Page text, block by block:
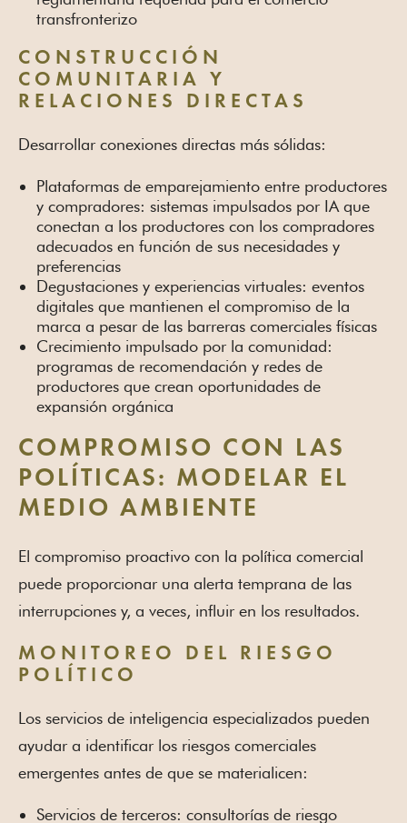
transfronterizo
CONSTRUCCIÓN
COMUNITARIA Y
RELACIONES DIRECTAS
Desarrollar conexiones directas más sólidas:
Plataformas de emparejamiento entre productores
y compradores: sistemas impulsados por IA que
conectan a los productores con los compradores
adecuados en función de sus necesidades y
preferencias
Degustaciones y experiencias virtuales: eventos
digitales que mantienen el compromiso de la
marca a pesar de las barreras comerciales físicas
Crecimiento impulsado por la comunidad:
programas de recomendación y redes de
productores que crean oportunidades de
expansión orgánica
COMPROMISO CON LAS
POLÍTICAS: MODELAR EL
MEDIO AMBIENTE
El compromiso proactivo con la política comercial
puede proporcionar una alerta temprana de las
interrupciones y, a veces, influir en los resultados.
MONITOREO DEL RIESGO
POLÍTICO
Los servicios de inteligencia especializados pueden
ayudar a identificar los riesgos comerciales
emergentes antes de que se materialicen:
Servicios de terceros: consultorías de riesgo